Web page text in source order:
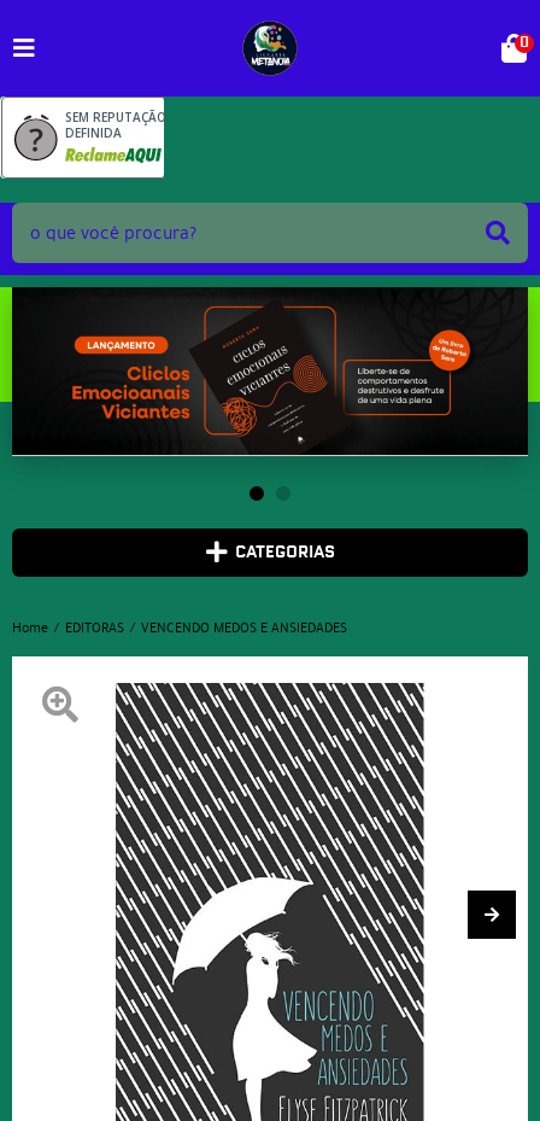
SEM REPUTAÇÃO
DEFINIDA
0
CATEGORIAS
Home EDITORAS VENCENDO MEDOS E ANSIEDADES